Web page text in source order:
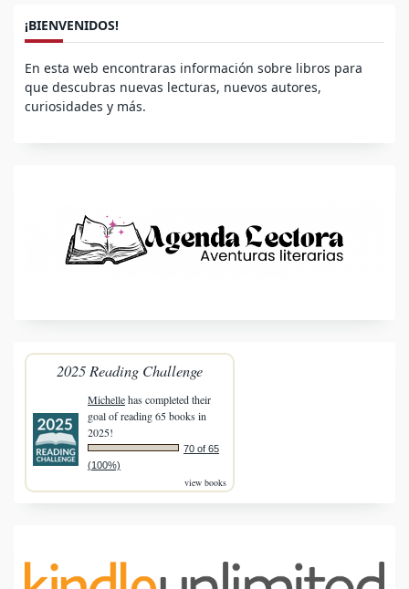
¡BIENVENIDOS!
En esta web encontraras información sobre libros para
que descubras nuevas lecturas, nuevos autores,
curiosidades y más.
2025 Reading Challenge
Michellehas completed their
goal of reading 65 books in
2025!
70 of 65
(100%)
view books